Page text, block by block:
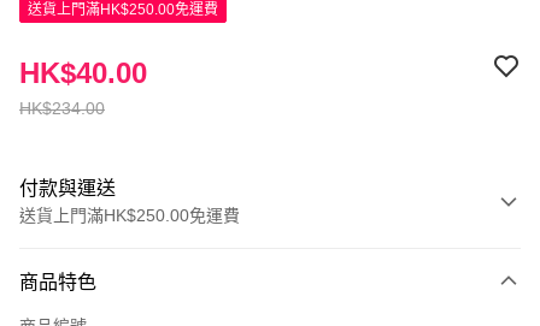
送貨上門滿HK$250.00免運費
HK$234.00
HK$40.00
付款與運送
送貨上門滿HK$250.00免運費
信用卡
商品特色